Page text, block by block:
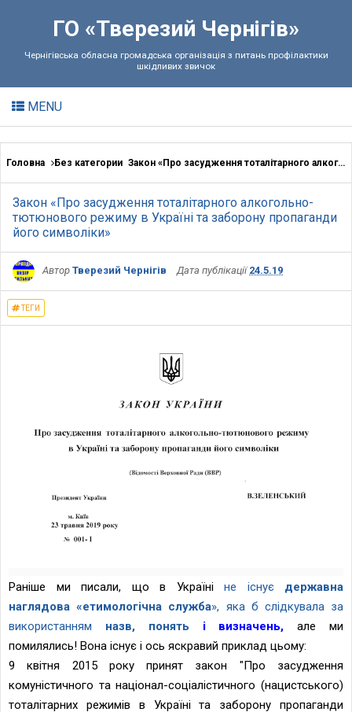
ГО «Тверезий Чернігів»
Чернігівська обласна громадська організація з питань профілактики
шкідливих звичок
MENU
Головна Без категории Закон «Про засудження тоталітарного алкогольно-тютюнового режиму в Україні та заборону пропаганди його символіки»
Закон «Про засудження тоталітарного алкогольно-
тютюнового режиму в Україні та заборону пропаганди
його символіки»
Автор Тверезий Чернігів Дата публікації24.5.19
ТЕГИ
Раніше ми писали, що в Україні не існує державна
наглядова«етимологічна служба», яка б слідкувала за
використанням назв, понять і визначень, але ми
помилялись! Вона існує і ось яскравий приклад цьому:
9 квітня 2015 року принят закон "Про засудження
комуністичного та націонал-соціалістичного (нацистського)
тоталітарних режимів в Україні та заборону пропаганди